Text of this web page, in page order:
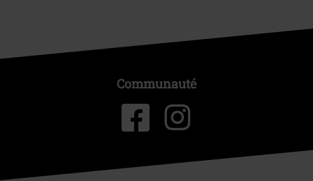
Communauté